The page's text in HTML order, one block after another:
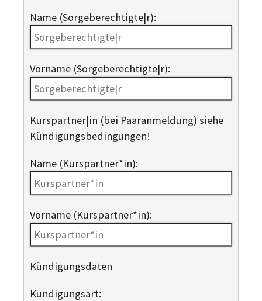
Name (Sorgeberechtigte|r):
Vorname (Sorgeberechtigte|r):
Kurspartner|in (bei Paaranmeldung) siehe
Kündigungsbedingungen!
Name (Kurspartner*in):
Vorname (Kurspartner*in):
Kündigungsdaten
Kündigungsart: